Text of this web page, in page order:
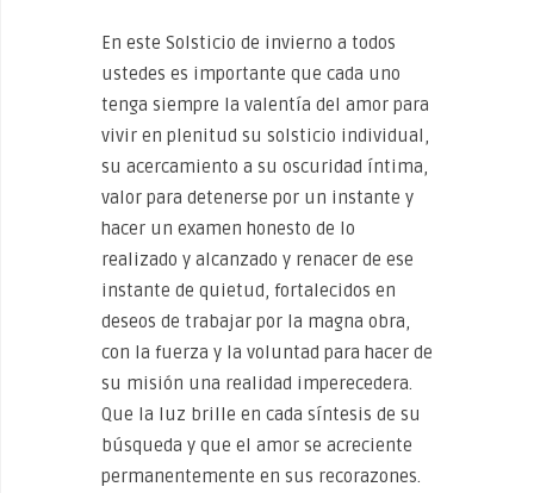
En este Solsticio de invierno a todos
ustedes es importante que cada uno
tenga siempre la valentía del amor para
vivir en plenitud su solsticio individual,
su acercamiento a su oscuridad íntima,
valor para detenerse por un instante y
hacer un examen honesto de lo
realizado y alcanzado y renacer de ese
instante de quietud, fortalecidos en
deseos de trabajar por la magna obra,
con la fuerza y la voluntad para hacer de
su misión una realidad imperecedera.
Que la luz brille en cada síntesis de su
búsqueda y que el amor se acreciente
permanentemente en sus recorazones.